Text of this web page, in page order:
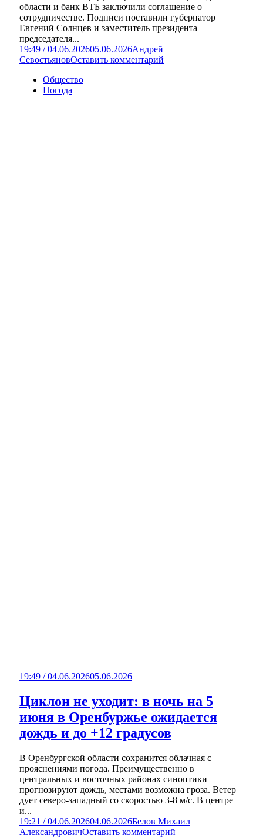
области и банк ВТБ заключили соглашение о
сотрудничестве. Подписи поставили губернатор
Евгений Солнцев и заместитель президента –
председателя...
19:49 / 04.06.202605.06.2026Андрей
СевостьяновОставить комментарий
Общество
Погода
19:49 / 04.06.202605.06.2026
Циклон не уходит: в ночь на 5
июня в Оренбуржье ожидается
дождь и до +12 градусов
В Оренбургской области сохранится облачная с
прояснениями погода. Преимущественно в
центральных и восточных районах синоптики
прогнозируют дождь, местами возможна гроза. Ветер
дует северо-западный со скоростью 3-8 м/с. В центре
и...
19:21 / 04.06.202604.06.2026Белов Михаил
АлександровичОставить комментарий